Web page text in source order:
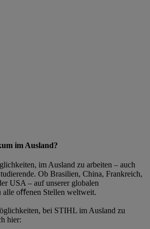
im Ausland?
im Ausland zu arbeiten – auch
Ob Brasilien, China, Frankreich,
USA – auf unserer globalen
alle oﬀenen Stellen weltweit.
bei STIHL im Ausland zu
hier: